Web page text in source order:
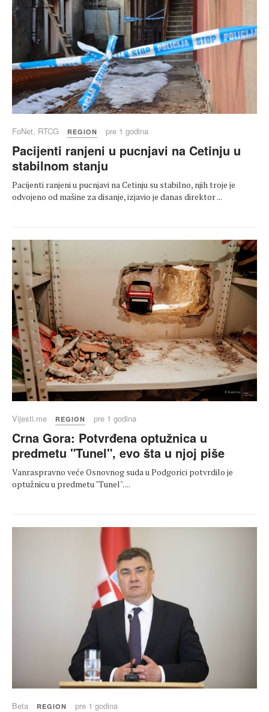
FoNet, RTCG REGION pre 1 godina
Pacijenti ranjeni u pucnjavi na Cetinju u
stabilnom stanju
Pacijenti ranjeni u pucnjavi na Cetinju su stabilno, njih troje je
odvojeno od mašine za disanje, izjavio je danas direktor ...
Vijesti.me REGION pre 1 godina
Crna Gora: Potvrđena optužnica u
predmetu "Tunel", evo šta u njoj piše
Vanraspravno veće Osnovnog suda u Podgorici potvrdilo je
optužnicu u predmetu "Tunel". ...
Beta REGION pre 1 godina